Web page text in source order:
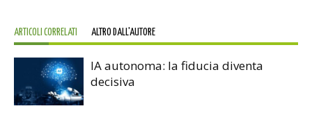
ARTICOLI CORRELATI ALTRO DALL'AUTORE
IA autonoma: la fiducia diventa
decisiva